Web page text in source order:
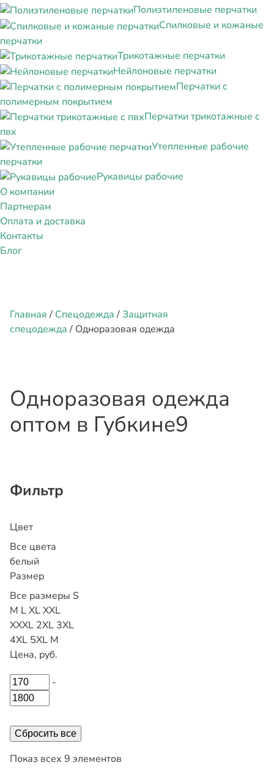
Полиэтиленовые перчатки
Спилковые и кожаные
перчатки
Трикотажные перчатки
Нейлоновые перчатки
Перчатки с
полимерным покрытием
Перчатки трикотажные с
пвх
Утепленные рабочие
перчатки
Рукавицы рабочие
О компании
Партнерам
Оплата и доставка
Контакты
Блог
Главная/ Спецодежда/Защитная
спецодежда/ Одноразовая одежда
Одноразовая одежда
оптом в Губкине9
Фильтр
Цвет
Все цвета
белый
Размер
Все размеры S
M LXLXXL
XXXL 2XL 3XL
4XL 5XL М
Цена, руб.
-
Сбросить все
Показ всех 9 элементов